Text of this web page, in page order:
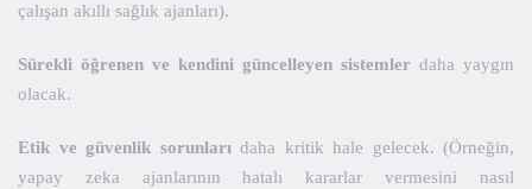
çalışan akıllı sağlık ajanları).
Sürekli öğrenen ve kendini güncelleyen sistemler daha yaygın
olacak.
Etik ve güvenlik sorunları daha kritik hale gelecek. (Örneğin,
yapay zeka ajanlarının hatalı kararlar vermesini nasıl